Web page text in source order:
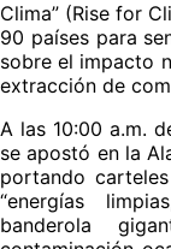
Clima” (Rise for
90 países para
sobre el impacto
extracción de
A las 10:00 a.m.
se apostó en la
portando
“energías
banderola